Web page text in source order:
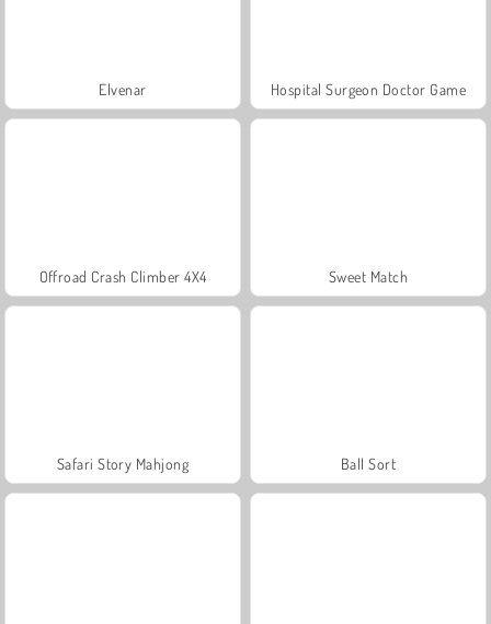
Elvenar Hospital Surgeon Doctor Game
Offroad Crash Climber 4X4 Sweet Match
Safari Story Mahjong Ball Sort